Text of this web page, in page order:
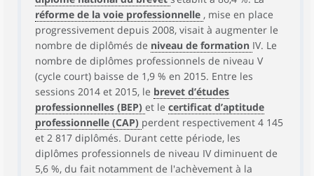
réforme de la voie professionnelle , mise en place
progressivement depuis 2008, visait à augmenter le
nombre de diplômés de niveau de formation IV. Le
nombre de diplômes professionnels de niveau V
(cycle court) baisse de 1,9 % en 2015. Entre les
sessions 2014 et 2015, le brevet d’études
professionnelles (BEP) et le certificat d’aptitude
professionnelle (CAP) perdent respectivement 4 145
et 2 817 diplômés. Durant cette période, les
diplômes professionnels de niveau IV diminuent de
5,6 %, du fait notamment de l'achèvement à la